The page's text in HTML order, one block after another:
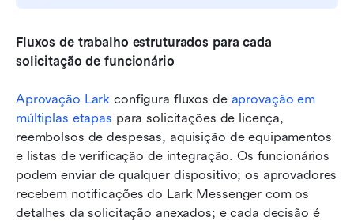
Fluxos de trabalho estruturados para cada
solicitação de funcionário
Aprovação Lark configura fluxos de aprovação em
múltiplas etapas para solicitações de licença,
reembolsos de despesas, aquisição de equipamentos
e listas de verificação de integração. Os funcionários
podem enviar de qualquer dispositivo; os aprovadores
recebem notificações do Lark Messenger com os
detalhes da solicitação anexados; e cada decisão é